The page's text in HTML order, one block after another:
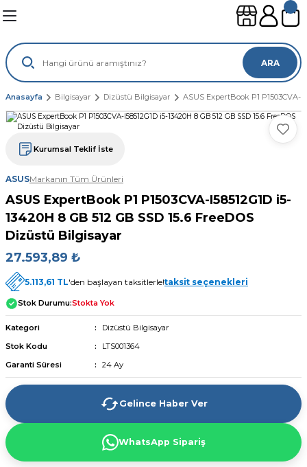
ARA
Anasayfa Bilgisayar Dizüstü Bilgisayar ASUS ExpertBook P1 P1503CVA-
Kurumsal Teklif İste
ASUSMarkanın Tüm Ürünleri
ASUS ExpertBook P1 P1503CVA-I58512G1D i5-
13420H 8 GB 512 GB SSD 15.6 FreeDOS
Dizüstü Bilgisayar
27.593,89 ₺
5.113,61 TL'den başlayan taksitlerle!taksit seçenekleri
Stok Durumu:Stokta Yok
Kategori
Dizüstü Bilgisayar
Stok Kodu
LTS001364
Garanti Süresi
24 Ay
Gelince Haber Ver
WhatsApp Sipariş